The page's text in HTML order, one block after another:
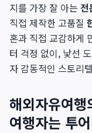
지를 가장 잘 아는 전
직접 제작한 고품질
혼과 직접 교감하게
터 걱정 없이, 낯선
자 감동적인 스토리
해외자유여
여행자는 투